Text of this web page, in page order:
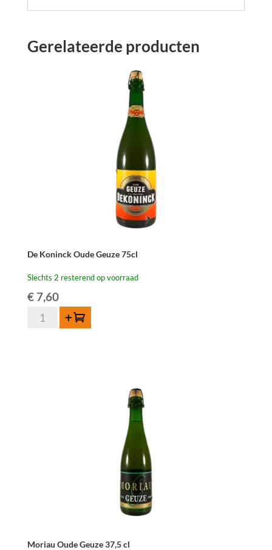
Gerelateerde producten
De Koninck Oude Geuze 75cl
Slechts 2 resterend op voorraad
€7,60
Toevoegen
Moriau Oude Geuze 37,5 cl